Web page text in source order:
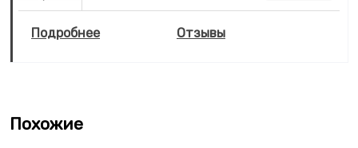
Подробнее Отзывы
Похожие